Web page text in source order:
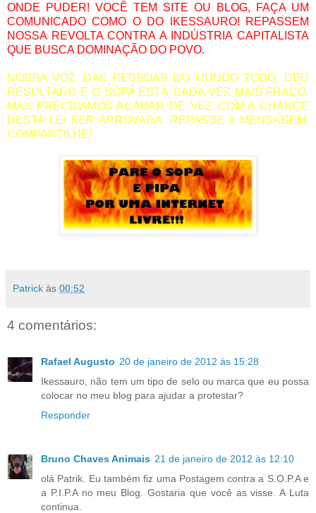
ONDE PUDER! VOCÊ TEM SITE OU BLOG, FAÇA UM
COMUNICADO COMO O DO IKESSAURO! REPASSEM
NOSSA REVOLTA CONTRA A INDÚSTRIA CAPITALISTA
QUE BUSCA DOMINAÇÃO DO POVO.
NOSSA VOZ, DAS PESSOAS DO MUNDO TODO, DEU
RESULTADO E O SOPA ESTÁ CADA VEZ MAIS FRACO.
MAS PRECISAMOS ACABAR DE VEZ COM A CHANCE
DESTA LEI SER APROVADA. REPASSE A MENSAGEM,
COMPARTILHE!
Patrick às 00:52
4 comentários:
Rafael Augusto 20 de janeiro de 2012 às 15:28
Ikessauro, não tem um tipo de selo ou marca que eu possa
colocar no meu blog para ajudar a protestar?
Responder
Bruno Chaves Animais 21 de janeiro de 2012 às 12:10
olá Patrik. Eu também fiz uma Postagem contra a S.O.P.A e
a P.I.P.A no meu Blog. Gostaria que você as visse. A Luta
continua.